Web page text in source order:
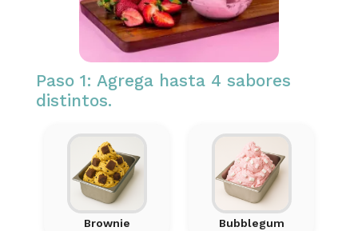
Paso 1: Agrega hasta 4 sabores
distintos.
Brownie Bubblegum